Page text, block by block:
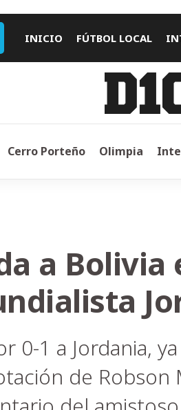
INICIO FÚTBOL LOCAL
Cerro Porteño Olimpia
a Bolivia
0-1 a Jordania,
de Robson